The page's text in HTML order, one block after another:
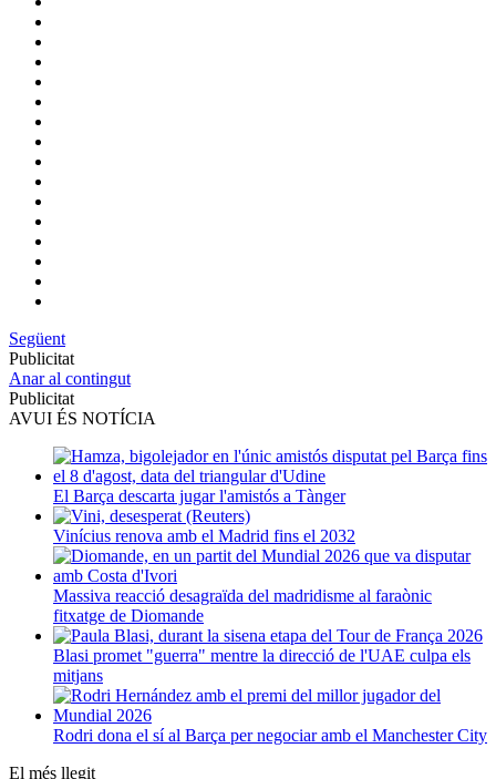
Següent
Publicitat
Anar al contingut
Publicitat
AVUI ÉS NOTÍCIA
El Barça descarta jugar l'amistós a Tànger
Vinícius renova amb el Madrid fins el 2032
Massiva reacció desagraïda del madridisme al faraònic
fitxatge de Diomande
Blasi promet "guerra" mentre la direcció de l'UAE culpa els
mitjans
Rodri dona el sí al Barça per negociar amb el Manchester City
El més llegit